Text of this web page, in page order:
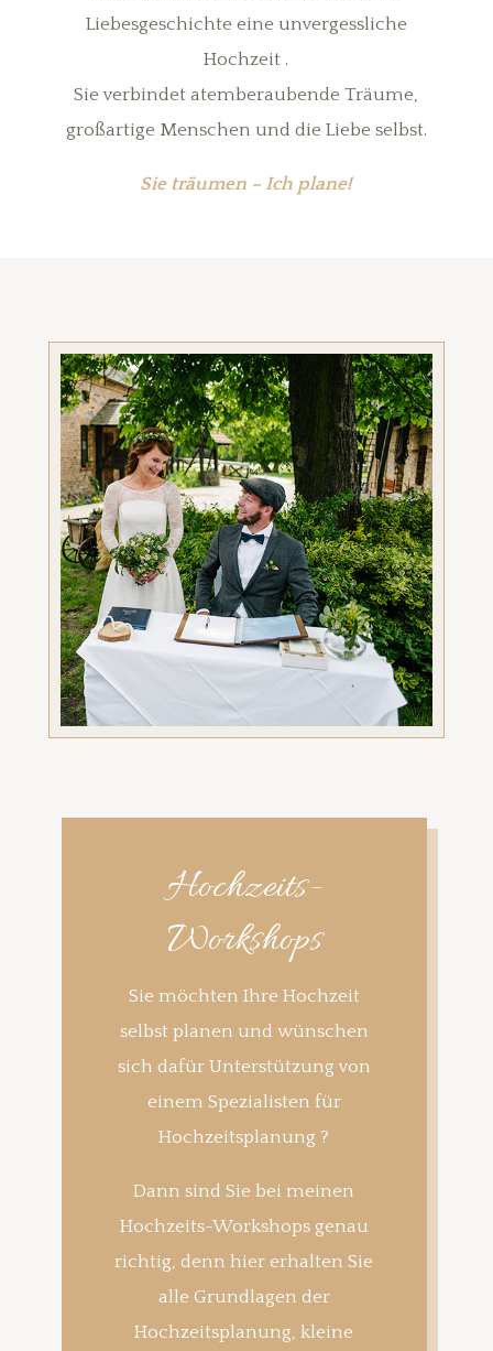
Liebesgeschichte eine unvergessliche
Hochzeit .
Sie verbindet atemberaubende Träume,
großartige Menschen und die Liebe selbst.
Sie träumen – Ich plane!
Hochzeits-
Workshops
Sie möchten Ihre Hochzeit
selbst planen und wünschen
sich dafür Unterstützung von
einem Spezialisten für
Hochzeitsplanung ?
Dann sind Sie bei meinen
Hochzeits-Workshops genau
richtig, denn hier erhalten Sie
alle Grundlagen der
Hochzeitsplanung, kleine